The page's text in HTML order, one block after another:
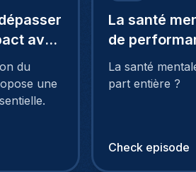
avec
du
une
La santé
de
Wuillaume
La santé
part entière ?
Check episode